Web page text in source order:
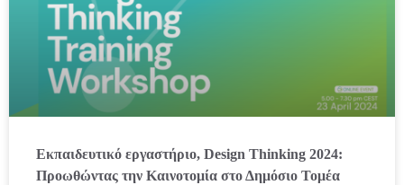
Εκπαιδευτικό εργαστήριο, Design Thinking 2024:
Προωθώντας την Καινοτομία στο Δημόσιο Τομέα